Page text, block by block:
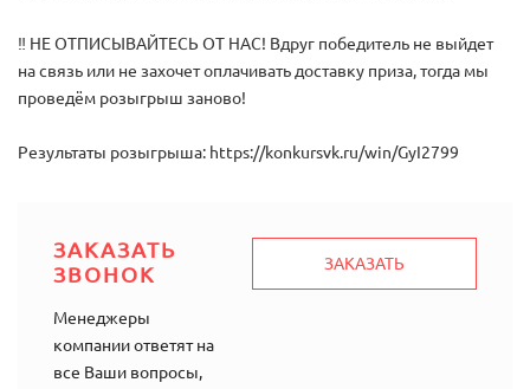
‼ НЕ ОТПИСЫВАЙТЕСЬ ОТ НАС! Вдруг победитель не выйдет
на связь или не захочет оплачивать доставку приза, тогда мы
проведём розыгрыш заново!
Результаты розыгрыша: https://konkursvk.ru/win/GyI2799
ЗАКАЗАТЬ
ЗВОНОК
Менеджеры
компании ответят на
все Ваши вопросы,
ЗАКАЗАТЬ